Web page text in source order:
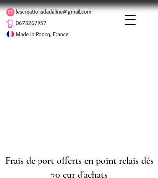
Frais de port offerts en point relais dès
70 eur d'achats